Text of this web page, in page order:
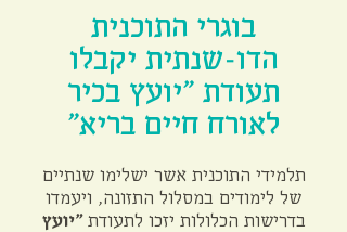
בוגרי התוכנית
הדו-שנתית יקבלו
תעודת "יועץ בכיר
לאורח חיים בריא"
תלמידי התוכנית אשר ישלימו שנתיים
של לימודים במסלול התזונה, ויעמדו
בדרישות הכלולות יזכו לתעודת"יועץ